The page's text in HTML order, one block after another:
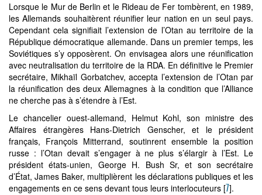
Lorsque le Mur de Berlin et le Rideau de Fer tombèrent, en 1989,
les Allemands souhaitèrent réunifier leur nation en un seul pays.
Cependant cela signifiait l’extension de l’Otan au territoire de la
République démocratique allemande. Dans un premier temps, les
Soviétiques s’y opposèrent. On envisagea alors une réunification
avec neutralisation du territoire de la RDA. En définitive le Premier
secrétaire, Mikhaïl Gorbatchev, accepta l’extension de l’Otan par
la réunification des deux Allemagnes à la condition que l’Alliance
ne cherche pas à s’étendre à l’Est.
Le chancelier ouest-allemand, Helmut Kohl, son ministre des
Affaires étrangères Hans-Dietrich Genscher, et le président
français, François Mitterrand, soutinrent ensemble la position
russe : l’Otan devait s’engager à ne plus s’élargir à l’Est. Le
président états-unien, George H. Bush Sr, et son secrétaire
d’État, James Baker, multiplièrent les déclarations publiques et les
engagements en ce sens devant tous leurs interlocuteurs [7].